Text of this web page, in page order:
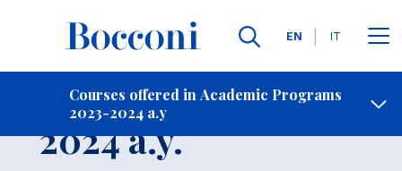
Languages
EN IT
Courses offered in Academic Programs
2023-2024 a.y
Contact Us
Course 2023-
2024 a.y.